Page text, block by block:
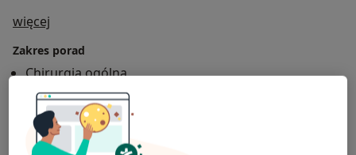
więcej
Zakres porad
Chirurgia ogólna
Główne obszary pomocy
Zmiany skórne
Żylaki kończyn dolnych